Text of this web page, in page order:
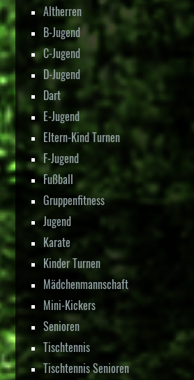
Altherren
B-Jugend
C-Jugend
D-Jugend
Dart
E-Jugend
Eltern-Kind Turnen
F-Jugend
Fußball
Gruppenfitness
Jugend
Karate
Kinder Turnen
Mädchenmannschaft
Mini-Kickers
Senioren
Tischtennis
Tischtennis Senioren